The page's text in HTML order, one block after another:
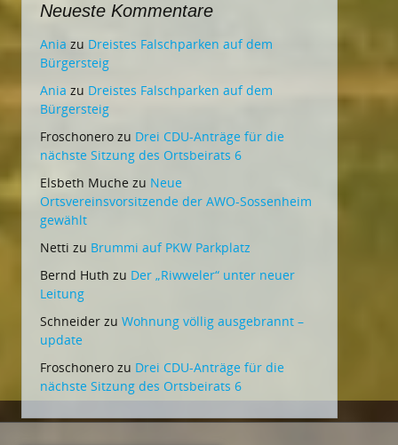
Neueste Kommentare
Ania zu Dreistes Falschparken auf dem
Bürgersteig
Ania zu Dreistes Falschparken auf dem
Bürgersteig
Froschonero zu Drei CDU-Anträge für die
nächste Sitzung des Ortsbeirats 6
Elsbeth Muche zu Neue
Ortsvereinsvorsitzende der AWO-Sossenheim
gewählt
Netti zu Brummi auf PKW Parkplatz
Bernd Huth zu Der „Riwweler“ unter neuer
Leitung
Schneider zu Wohnung völlig ausgebrannt –
update
Froschonero zu Drei CDU-Anträge für die
nächste Sitzung des Ortsbeirats 6